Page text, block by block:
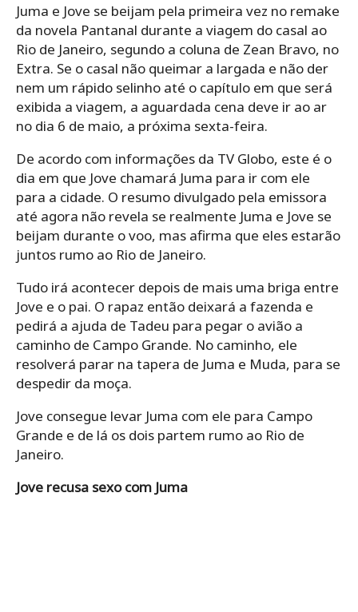
Juma e Jove se beijam pela primeira vez no remake
da novela Pantanal durante a viagem do casal ao
Rio de Janeiro, segundo a coluna de Zean Bravo, no
Extra. Se o casal não queimar a largada e não der
nem um rápido selinho até o capítulo em que será
exibida a viagem, a aguardada cena deve ir ao ar
no dia 6 de maio, a próxima sexta-feira.
De acordo com informações da TV Globo, este é o
dia em que Jove chamará Juma para ir com ele
para a cidade. O resumo divulgado pela emissora
até agora não revela se realmente Juma e Jove se
beijam durante o voo, mas afirma que eles estarão
juntos rumo ao Rio de Janeiro.
Tudo irá acontecer depois de mais uma briga entre
Jove e o pai. O rapaz então deixará a fazenda e
pedirá a ajuda de Tadeu para pegar o avião a
caminho de Campo Grande. No caminho, ele
resolverá parar na tapera de Juma e Muda, para se
despedir da moça.
Jove consegue levar Juma com ele para Campo
Grande e de lá os dois partem rumo ao Rio de
Janeiro.
Jove recusa sexo com Juma